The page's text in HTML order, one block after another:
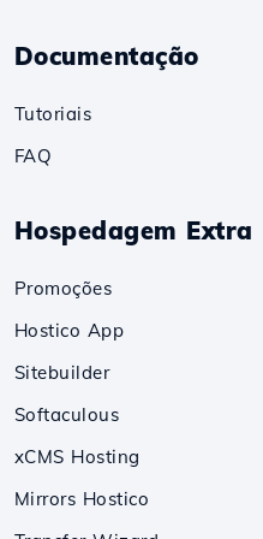
Documentação
Tutoriais
FAQ
Hospedagem Extra
Promoções
Hostico App
Sitebuilder
Softaculous
xCMS Hosting
Mirrors Hostico